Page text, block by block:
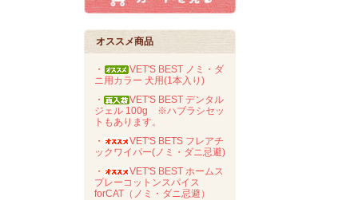
オススメ商品
・
VET'S BEST ノミ・ダ
ニ用カラー 犬用(1本入り)
・
VET'S BEST デンタル
ジェル 100g ※ハブラシセッ
トもあります。
・
VET'S BETS フレアチ
ックワイパー(ノミ・ダニ忌避)
・
VET'S BEST ホームス
プレーコットンスパイス
forCAT（ノミ・ダニ忌避）